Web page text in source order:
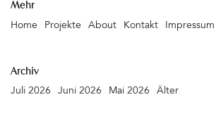
Mehr
Home Projekte About Kontakt Impressum
Archiv
Juli 2026 Juni 2026 Mai 2026 Älter